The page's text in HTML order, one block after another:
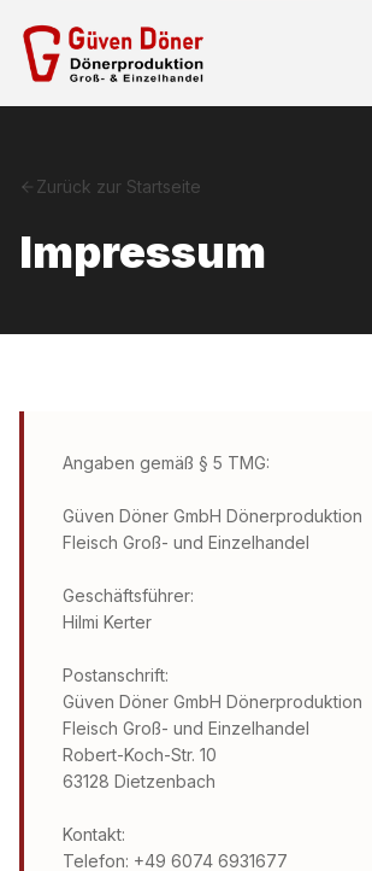
Zurück zur Startseite
Impressum
Angaben gemäß § 5 TMG:
Güven Döner GmbH Dönerproduktion
Fleisch Groß- und Einzelhandel
Geschäftsführer:
Hilmi Kerter
Postanschrift:
Güven Döner GmbH Dönerproduktion
Fleisch Groß- und Einzelhandel
Robert-Koch-Str. 10
63128 Dietzenbach
Kontakt:
Telefon: +49 6074 6931677